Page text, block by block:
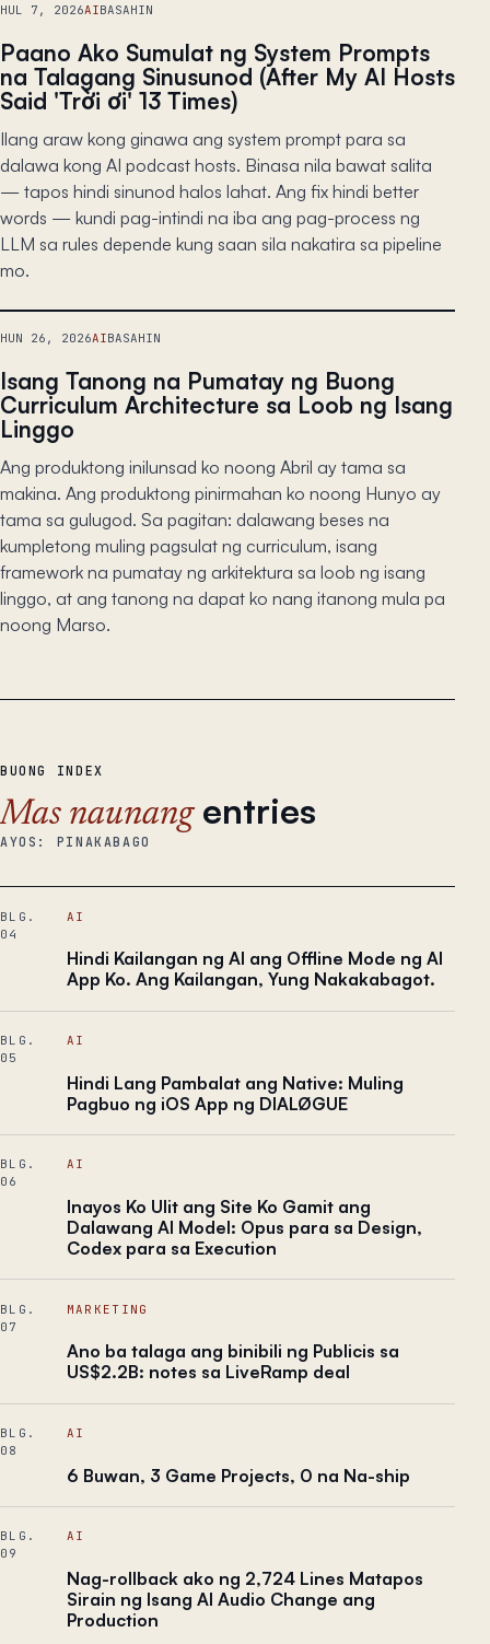
HUL 7, 2026AIBASAHIN
Paano Ako Sumulat ng System Prompts
na Talagang Sinusunod (After My AI Hosts
Said 'Trời ơi' 13 Times)
Ilang araw kong ginawa ang system prompt para sa
dalawa kong AI podcast hosts. Binasa nila bawat salita
— tapos hindi sinunod halos lahat. Ang fix hindi better
words — kundi pag-intindi na iba ang pag-process ng
LLM sa rules depende kung saan sila nakatira sa pipeline
mo.
HUN 26, 2026AIBASAHIN
Isang Tanong na Pumatay ng Buong
Curriculum Architecture sa Loob ng Isang
Linggo
Ang produktong inilunsad ko noong Abril ay tama sa
makina. Ang produktong pinirmahan ko noong Hunyo ay
tama sa gulugod. Sa pagitan: dalawang beses na
kumpletong muling pagsulat ng curriculum, isang
framework na pumatay ng arkitektura sa loob ng isang
linggo, at ang tanong na dapat ko nang itanong mula pa
noong Marso.
BUONG INDEX
Mas naunang entries
AYOS: PINAKABAGO
BLG.
04
AI
Hindi Kailangan ng AI ang Offline Mode ng AI
App Ko. Ang Kailangan, Yung Nakakabagot.
BLG.
05
AI
Hindi Lang Pambalat ang Native: Muling
Pagbuo ng iOS App ng DIALØGUE
BLG.
06
AI
Inayos Ko Ulit ang Site Ko Gamit ang
Dalawang AI Model: Opus para sa Design,
Codex para sa Execution
BLG.
07
MARKETING
Ano ba talaga ang binibili ng Publicis sa
US$2.2B: notes sa LiveRamp deal
BLG.
08
AI
6 Buwan, 3 Game Projects, 0 na Na-ship
BLG.
09
AI
Nag-rollback ako ng 2,724 Lines Matapos
Sirain ng Isang AI Audio Change ang
Production